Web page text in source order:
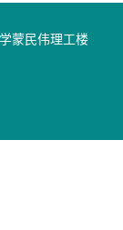
蒙民伟理工楼